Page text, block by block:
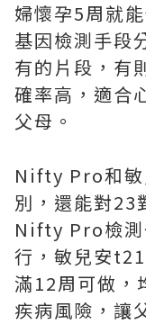
婦懷孕5周就
基因檢測手段
有的片段，有
確率高，適合
父母。
Nifty Pro和敏
別，還能對23
Nifty Pro檢測
行，敏兒安
滿12周可做，
疾病風險，讓